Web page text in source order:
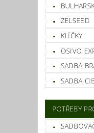
ZELSEED
KLÍČKY
OSIVO
SADBA
SADBA
POTŘEBY